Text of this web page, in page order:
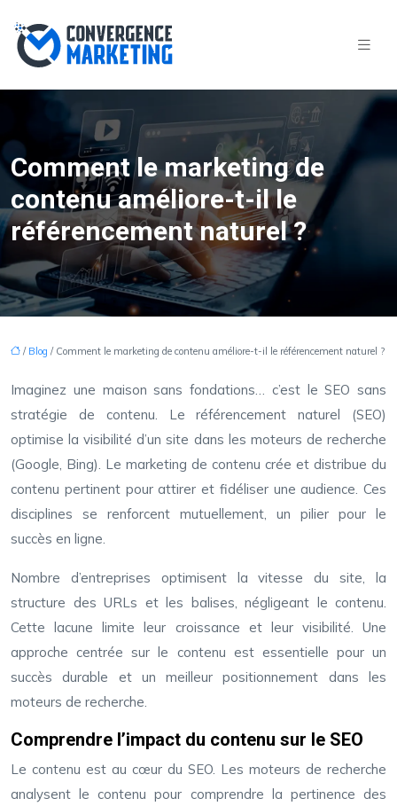
Comment le marketing de
contenu améliore-t-il le
référencement naturel ?
/ Blog / Comment le marketing de contenu améliore-t-il le référencement naturel ?
Imaginez une maison sans fondations… c’est le SEO sans
stratégie de contenu. Le référencement naturel (SEO)
optimise la visibilité d’un site dans les moteurs de recherche
(Google, Bing). Le marketing de contenu crée et distribue du
contenu pertinent pour attirer et fidéliser une audience. Ces
disciplines se renforcent mutuellement, un pilier pour le
succès en ligne.
Nombre d’entreprises optimisent la vitesse du site, la
structure des URLs et les balises, négligeant le contenu.
Cette lacune limite leur croissance et leur visibilité. Une
approche centrée sur le contenu est essentielle pour un
succès durable et un meilleur positionnement dans les
moteurs de recherche.
Comprendre l’impact du contenu sur le SEO
Le contenu est au cœur du SEO. Les moteurs de recherche
analysent le contenu pour comprendre la pertinence des